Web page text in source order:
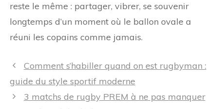
reste le même : partager, vibrer, se souvenir
longtemps d’un moment où le ballon ovale a
réuni les copains comme jamais.
Navigation
des
Comment s’habiller quand on est rugbyman :
guide du style sportif moderne
3 matchs de rugby PREM à ne pas manquer